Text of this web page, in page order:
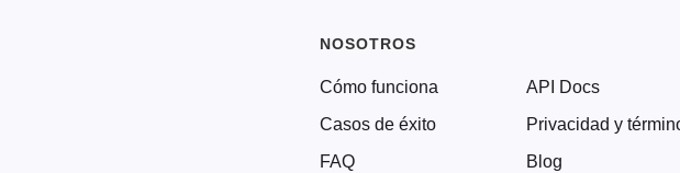
NOSOTROS
Cómo funciona
Casos de éxito
FAQ
API Docs
Privacidad y
Blog